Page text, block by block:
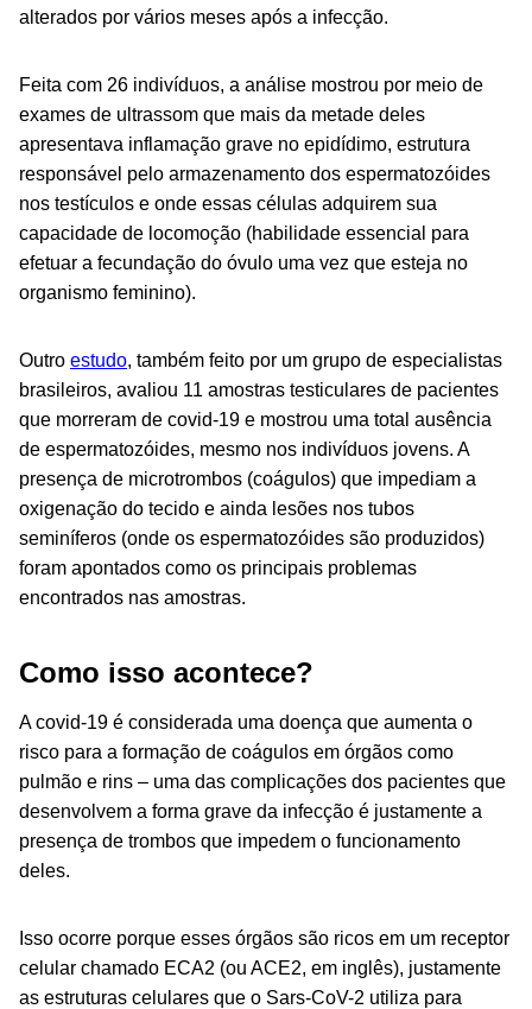
alterados por vários meses após a infecção.
Feita com 26 indivíduos, a análise mostrou por meio de
exames de ultrassom que mais da metade deles
apresentava inflamação grave no epidídimo, estrutura
responsável pelo armazenamento dos espermatozóides
nos testículos e onde essas células adquirem sua
capacidade de locomoção (habilidade essencial para
efetuar a fecundação do óvulo uma vez que esteja no
organismo feminino).
Outro estudo, também feito por um grupo de especialistas
brasileiros, avaliou 11 amostras testiculares de pacientes
que morreram de covid-19 e mostrou uma total ausência
de espermatozóides, mesmo nos indivíduos jovens. A
presença de microtrombos (coágulos) que impediam a
oxigenação do tecido e ainda lesões nos tubos
seminíferos (onde os espermatozóides são produzidos)
foram apontados como os principais problemas
encontrados nas amostras.
Como isso acontece?
A covid-19 é considerada uma doença que aumenta o
risco para a formação de coágulos em órgãos como
pulmão e rins – uma das complicações dos pacientes que
desenvolvem a forma grave da infecção é justamente a
presença de trombos que impedem o funcionamento
deles.
Isso ocorre porque esses órgãos são ricos em um receptor
celular chamado ECA2 (ou ACE2, em inglês), justamente
as estruturas celulares que o Sars-CoV-2 utiliza para